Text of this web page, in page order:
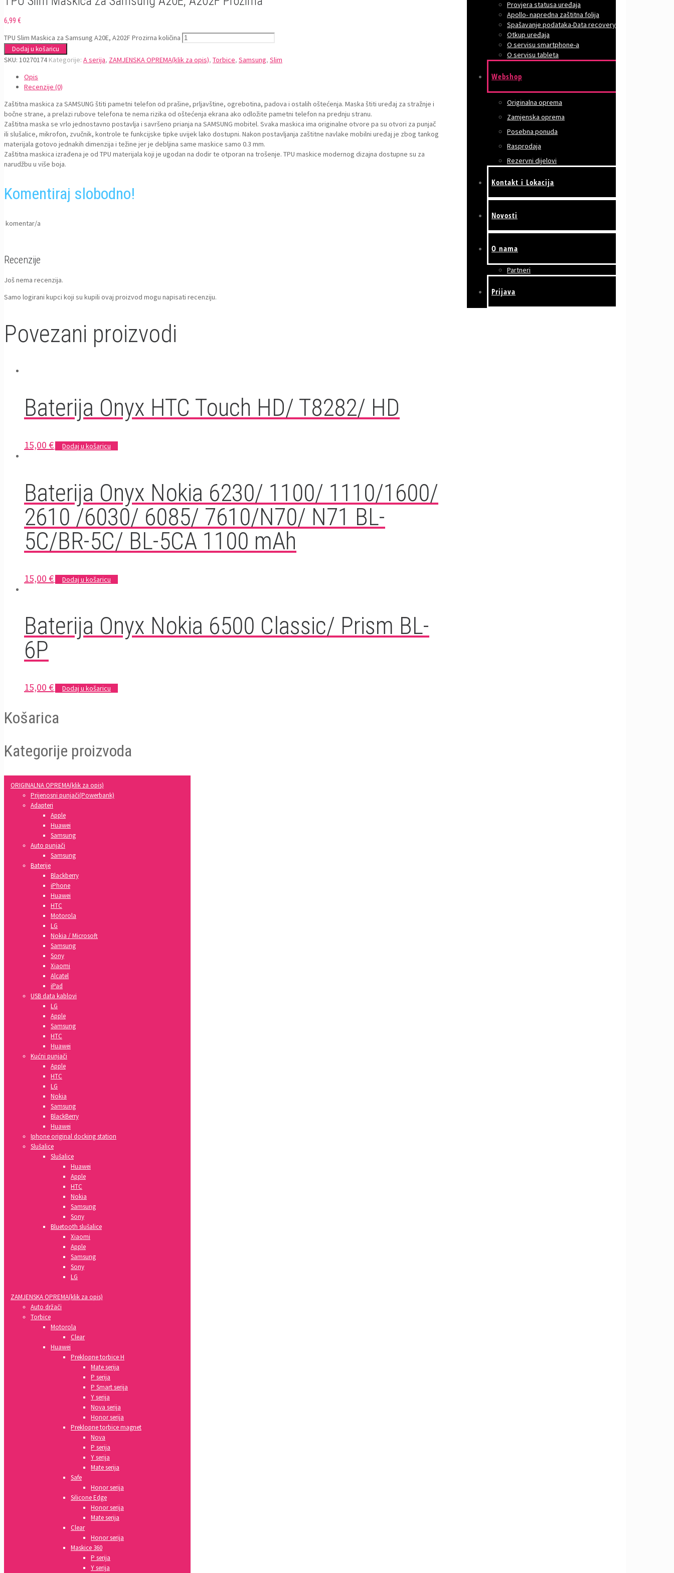
Provjera statusa uređaja
Apollo- napredna zaštitna folija
Spašavanje podataka-Data recovery
Otkup uređaja
O servisu smartphone-a
O servisu tableta
Webshop
Originalna oprema
Zamjenska oprema
Posebna ponuda
Rasprodaja
Rezervni dijelovi
Kontakt i Lokacija
Novosti
O nama
Partneri
Prijava
6,99 €
TPU Slim Maskica za Samsung A20E, A202F Prozirna količina
Dodaj u košaricu
SKU: 10270174 Kategorije: A serija, ZAMJENSKA OPREMA(klik za opis), Torbice, Samsung, Slim
Opis
Recenzije (0)
Zaštitna maskica za SAMSUNG štiti pametni telefon od prašine, prljavštine, ogrebotina, padova i ostalih oštećenja. Maska štiti uređaj za stražnje i
bočne strane, a prelazi rubove telefona te nema rizika od oštećenja ekrana ako odložite pametni telefon na prednju stranu.
Zaštitna maska se vrlo jednostavno postavlja i savršeno prianja na SAMSUNG mobitel. Svaka maskica ima originalne otvore pa su otvori za punjač
ili slušalice, mikrofon, zvučnik, kontrole te funkcijske tipke uvijek lako dostupni. Nakon postavljanja zaštitne navlake mobilni uređaj je zbog tankog
materijala gotovo jednakih dimenzija i težine jer je debljina same maskice samo 0.3 mm.
Zaštitna maskica izrađena je od TPU materijala koji je ugodan na dodir te otporan na trošenje. TPU maskice modernog dizajna dostupne su za
narudžbu u više boja.
Komentiraj slobodno!
komentar/a
Recenzije
Još nema recenzija.
Samo logirani kupci koji su kupili ovaj proizvod mogu napisati recenziju.
Povezani proizvodi
Baterija Onyx HTC Touch HD/ T8282/ HD
15,00 € Dodaj u košaricu
Baterija Onyx Nokia 6230/ 1100/ 1110/1600/
2610 /6030/ 6085/ 7610/N70/ N71 BL-
5C/BR-5C/ BL-5CA 1100 mAh
15,00 € Dodaj u košaricu
Baterija Onyx Nokia 6500 Classic/ Prism BL-
6P
15,00 € Dodaj u košaricu
Košarica
Kategorije proizvoda
ORIGINALNA OPREMA(klik za opis)
Prijenosni punjači(Powerbank)
Adapteri
Apple
Huawei
Samsung
Auto punjači
Samsung
Baterije
Blackberry
iPhone
Huawei
HTC
Motorola
LG
Nokia / Microsoft
Samsung
Sony
Xiaomi
Alcatel
iPad
USB data kablovi
LG
Apple
Samsung
HTC
Huawei
Kućni punjači
Apple
HTC
LG
Nokia
Samsung
BlackBerry
Huawei
Iphone original docking station
Slušalice
Slušalice
Huawei
Apple
HTC
Nokia
Samsung
Sony
Bluetooth slušalice
Xiaomi
Apple
Samsung
Sony
LG
ZAMJENSKA OPREMA(klik za opis)
Auto držači
Torbice
Motorola
Clear
Huawei
Preklopne torbice H
Mate serija
P serija
P Smart serija
Y serija
Nova serija
Honor serija
Preklopne torbice magnet
Nova
P serija
Y serija
Mate serija
Safe
Honor serija
Silicone Edge
Honor serija
Mate serija
Clear
Honor serija
Maskice 360
P serija
Y serija